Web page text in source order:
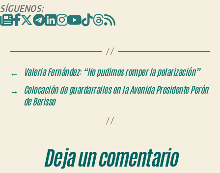
SÍGUENOS:
←
Valeria Fernández: “No pudimos romper la polarización”
→
Colocación de guardarrailes en la Avenida Presidente Perón
de Berisso
Deja un comentario